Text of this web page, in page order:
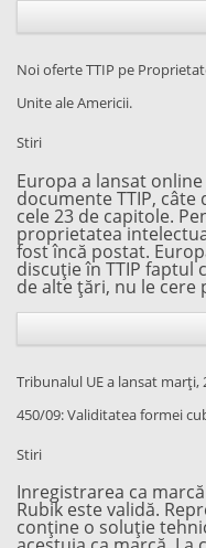
Noi oferte TTIP pe
Unite ale Americii.
Stiri
Europa a lansat
documente TTIP,
cele 23 de capitole.
proprietatea
fost încă postat.
discuție în TTIP faptul
de alte țări, nu le
Tribunalul UE a lansat marți,
450/09: Validitatea formei
Stiri
Inregistrarea ca
Rubik este validă.
conține o soluție